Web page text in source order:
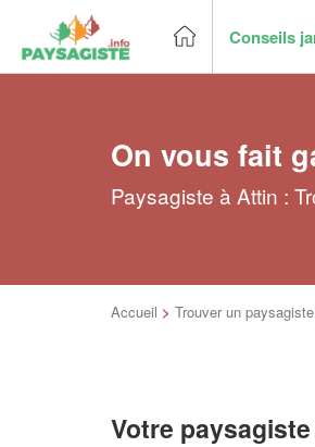
Conseils
On vous fait
Paysagiste à Attin :
Accueil > Trouver un paysagiste
Votre